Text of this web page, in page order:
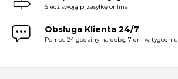
Śledź swoją przesyłkę online
Obsługa Klienta 24/7
Pomoc 24 godziny na dobę, 7 dni w tygodniu